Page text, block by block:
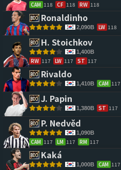
CAM 118 CF 118 RW 118
Ronaldinho
2,090B LW 118
H. Stoichkov
1,400B
RW 117 LW 117 ST 117
Rivaldo
1,410B CAM 117
J. Papin
1,380B ST 117
P. Nedvěd
1,090B
CAM 117 LM 117 RM 117
Kaká
1,000B CAM 117